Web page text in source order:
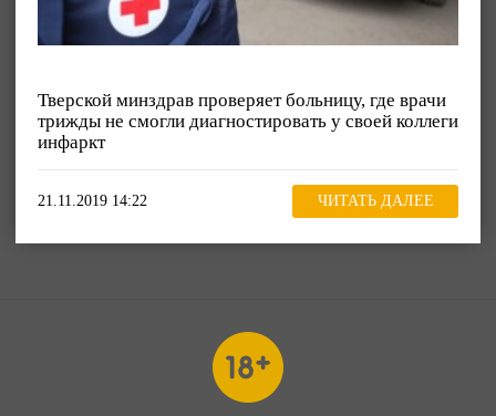
Тверской минздрав проверяет больницу, где врачи
трижды не смогли диагностировать у своей коллеги
инфаркт
21.11.2019 14:22 ЧИТАТЬ ДАЛЕЕ